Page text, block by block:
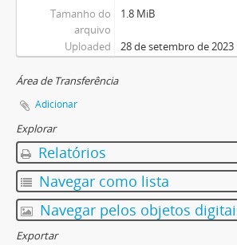
Tamanho do
arquivo
1.8 MiB
Uploaded 28 de setembro de 2023
Área de Transferência
Adicionar
Explorar
Relatórios
Navegar como lista
Navegar pelos objetos
Exportar